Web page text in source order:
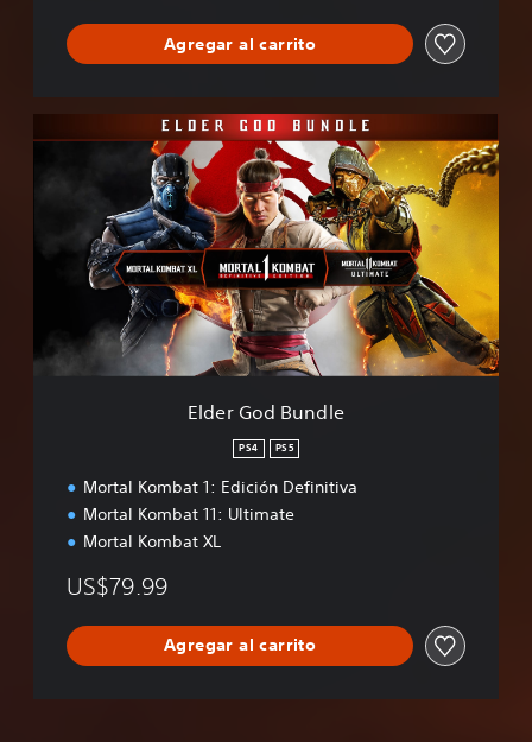
Agregar al carrito
l
Elder God Bundle
PS4 PS5
Mortal Kombat 1: Edición Definitiva
Mortal Kombat 11: Ultimate
Mortal Kombat XL
US$79.99
Agregar al carrito